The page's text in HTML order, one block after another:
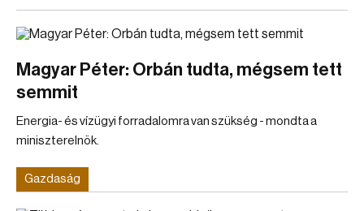
Magyar Péter: Orbán tudta, mégsem tett
semmit
Energia- és vízügyi forradalomra van szükség - mondta a
miniszterelnök.
Gazdaság